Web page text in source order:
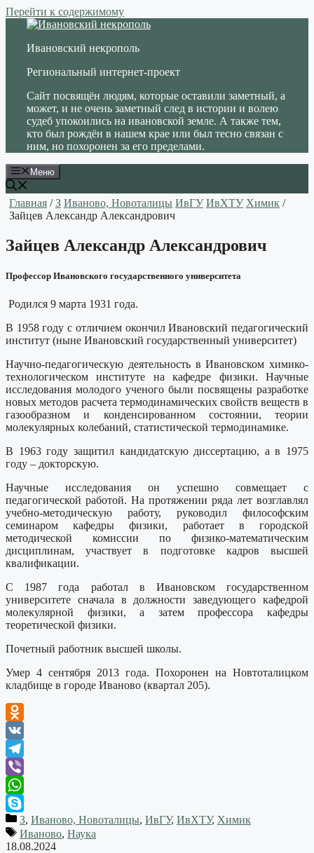
Перейти к содержимому
Ивановский некрополь
Региональный интернет-проект
Сайт посвящён людям, которые оставили заметный, а
может, и не очень заметный след в истории и волею
судеб упокоились на ивановской земле. А также тем,
кто был рождён в нашем крае или был тесно связан с
ним, но похоронен за его пределами.
Меню
Главная /З Иваново, Новоталицы ИвГУ ИвХТУ Химик /
Зайцев Александр Александрович
Зайцев Александр Александрович
Профессор Ивановского государственного университета
Родился 9 марта 1931 года.
В 1958 году с отличием окончил Ивановский педагогический
институт (ныне Ивановский государственный университет)
Научно-педагогическую деятельность в Ивановском химико-
технологическом институте на кафедре физики. Научные
исследования молодого ученого были посвящены разработке
новых методов расчета термодинамических свойств веществ в
газообразном и конденсированном состоянии, теории
молекулярных колебаний, статистической термодинамике.
В 1963 году защитил кандидатскую диссертацию, а в 1975
году – докторскую.
Научные исследования он успешно совмещает с
педагогической работой. На протяжении ряда лет возглавлял
учебно-методическую работу, руководил философским
семинаром кафедры физики, работает в городской
методической комиссии по физико-математическим
дисциплинам, участвует в подготовке кадров высшей
квалификации.
С 1987 года работал в Ивановском государственном
университете сначала в должности заведующего кафедрой
молекулярной физики, а затем профессора кафедры
теоретической физики.
Почетный работник высшей школы.
Умер 4 сентября 2013 года. Похоронен на Новтоталицком
кладбище в городе Иваново (квартал 205).
Odnoklassniki
VK
Telegram
Viber
WhatsApp
Skype
З, Иваново, Новоталицы, ИвГУ, ИвХТУ, Химик
Иваново, Наука
18.08.2024